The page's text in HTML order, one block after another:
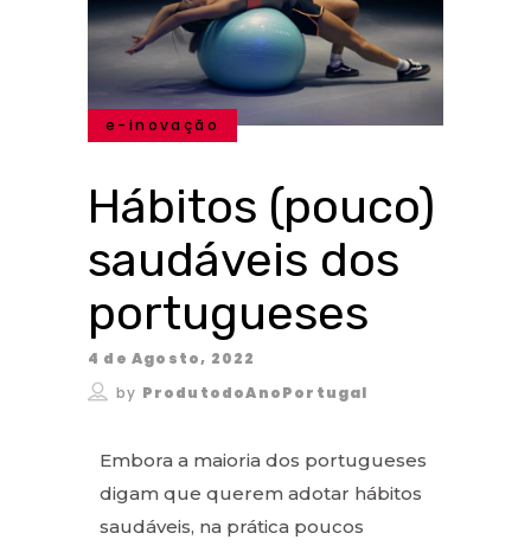
e-inovação
Hábitos (pouco)
saudáveis dos
portugueses
4 de Agosto, 2022
by ProdutodoAnoPortugal
Embora a maioria dos portugueses
digam que querem adotar hábitos
saudáveis, na prática poucos